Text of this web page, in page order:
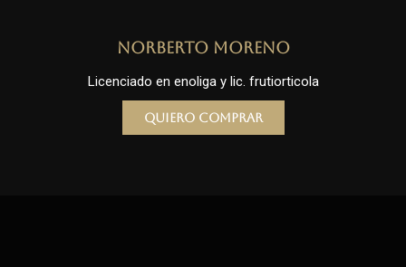
Norberto Moreno
Licenciado en enoliga y lic. frutiorticola
Quiero comprar